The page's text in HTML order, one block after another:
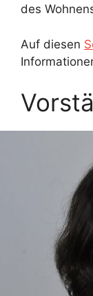
des
Auf diesen